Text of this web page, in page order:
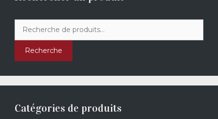
pour :
Recherche
Catégories de produits